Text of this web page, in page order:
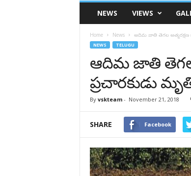
VSK
TelanganaNEWS VIEWS
Home News ఆదిమ జాతి తెగల ఆత్మరక్షణ
NEWS TELUGU
ఆదిమ జాతి తెగల
ప్రచారకుడు
By vskteam- November 21, 2018
SHARE Facebook